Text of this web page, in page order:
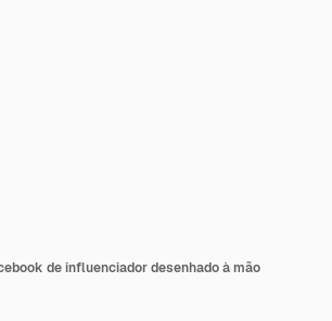
de influenciador desenhado à mão